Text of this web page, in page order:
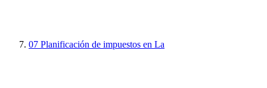
07 Planificación de impuestos en La